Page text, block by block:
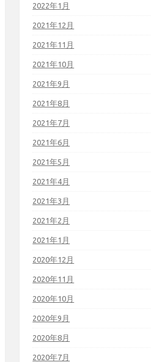
2022年1月
2021年12月
2021年11月
2021年10月
2021年9月
2021年8月
2021年7月
2021年6月
2021年5月
2021年4月
2021年3月
2021年2月
2021年1月
2020年12月
2020年11月
2020年10月
2020年9月
2020年8月
2020年7月